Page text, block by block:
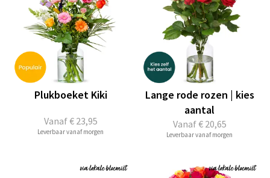
Vanaf€ 23,95
Plukboeket Kiki
Leverbaar vanaf morgen
Vanaf€ 20,65
Lange rode rozen | kies
aantal
Leverbaar vanaf morgen